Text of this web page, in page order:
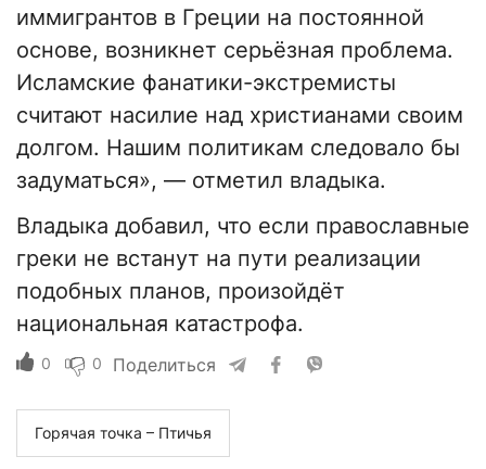
иммигрантов в Греции на постоянной
основе, возникнет серьёзная проблема.
Исламские фанатики-экстремисты
считают насилие над христианами своим
долгом. Нашим политикам следовало бы
задуматься», — отметил владыка.
Владыка добавил, что если православные
греки не встанут на пути реализации
подобных планов, произойдёт
национальная катастрофа.
0 0 Поделиться
Горячая точка – Птичья